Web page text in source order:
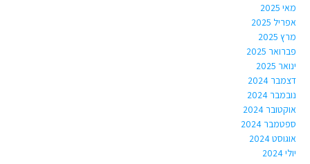
מאי 2025
אפריל 2025
מרץ 2025
פברואר 2025
ינואר 2025
דצמבר 2024
נובמבר 2024
אוקטובר 2024
ספטמבר 2024
אוגוסט 2024
יולי 2024